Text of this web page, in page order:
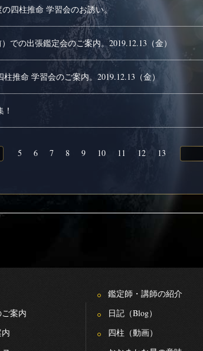
の四柱推命 学習会のお誘い。
での出張鑑定会のご案内。2019.12.13（金）
推命 学習会のご案内。2019.12.13（金）
5 6 7 8 9 10 11 12 13
案内
鑑定師・講師の紹介
日記（Blog）
四柱（動画）